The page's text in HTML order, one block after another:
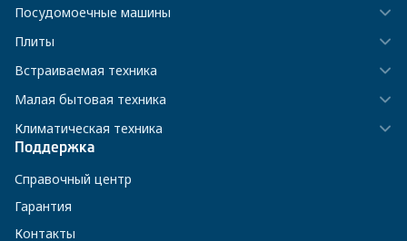
Посудомоечные машины
Плиты
Встраиваемая техника
Малая бытовая техника
Климатическая техника
Поддержка
Справочный центр
Гарантия
Контакты